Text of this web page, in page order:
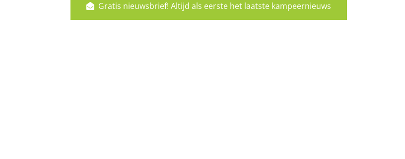
Gratis nieuwsbrief! Altijd als eerste het laatste kampeernieuws